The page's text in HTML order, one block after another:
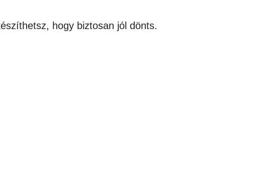
hogy biztosan jól dönts.